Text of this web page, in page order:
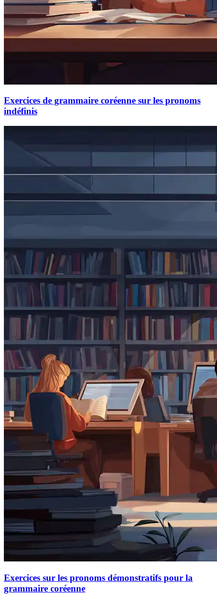
Exercices de grammaire coréenne sur les pronoms
indéfinis
Exercices sur les pronoms démonstratifs pour la
grammaire coréenne